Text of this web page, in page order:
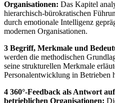
Organisationen: Das Kapitel
hierarchisch-bürokratischen
durch emotionale Intelligenz
modernen Organisationen.
3 Begriff, Merkmale und
werden die methodischen
seine strukturellen Merkmale
Personalentwicklung in Betrieben
4 360°-Feedback als Antwort
betrieblichen Organisationen: